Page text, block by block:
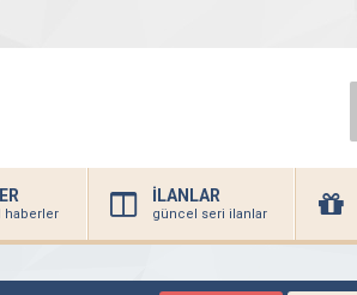
haberler
İLANLAR
güncel seri ilanlar